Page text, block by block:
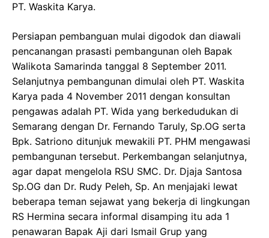
PT. Waskita Karya.
Persiapan pembanguan mulai digodok dan diawali
pencanangan prasasti pembangunan oleh Bapak
Walikota Samarinda tanggal 8 September 2011.
Selanjutnya pembangunan dimulai oleh PT. Waskita
Karya pada 4 November 2011 dengan konsultan
pengawas adalah PT. Wida yang berkedudukan di
Semarang dengan Dr. Fernando Taruly, Sp.OG serta
Bpk. Satriono ditunjuk mewakili PT. PHM mengawasi
pembangunan tersebut. Perkembangan selanjutnya,
agar dapat mengelola RSU SMC. Dr. Djaja Santosa
Sp.OG dan Dr. Rudy Peleh, Sp. An menjajaki lewat
beberapa teman sejawat yang bekerja di lingkungan
RS Hermina secara informal disamping itu ada 1
penawaran Bapak Aji dari Ismail Grup yang